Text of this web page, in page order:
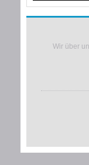
Wir über